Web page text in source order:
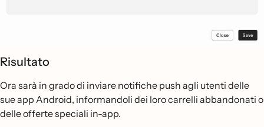
Risultato
Ora sarà in grado di inviare notifiche push agli utenti delle
sue app Android, informandoli dei loro carrelli abbandonati o
delle offerte speciali in-app.